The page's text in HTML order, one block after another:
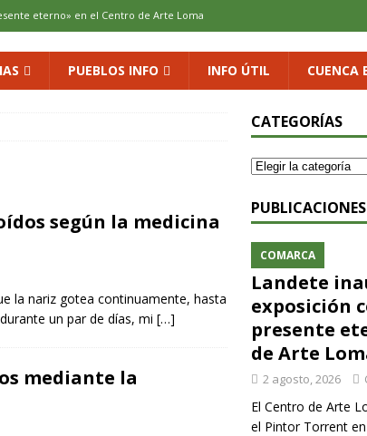
eterno» en el Centro de Arte Loma
DEPORTE
PUEBLOS INFO INFO ÚTIL CUENCA
según la medicina
la nariz gotea continuamente, hasta
un par de días, mi […]
mediante la
CATEGORÍAS
COMARCA
Landete
exposición
presente
de Arte
2 agosto, 2026
El Centro de Arte
el Pintor Torrent